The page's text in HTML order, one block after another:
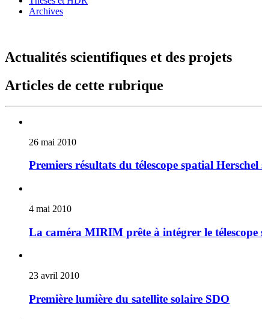
Archives
Actualités scientifiques et des projets
Articles de cette rubrique
26 mai 2010
Premiers résultats du télescope spatial Herschel
4 mai 2010
La caméra MIRIM prête à intégrer le
23 avril 2010
Première lumière du satellite solaire SDO